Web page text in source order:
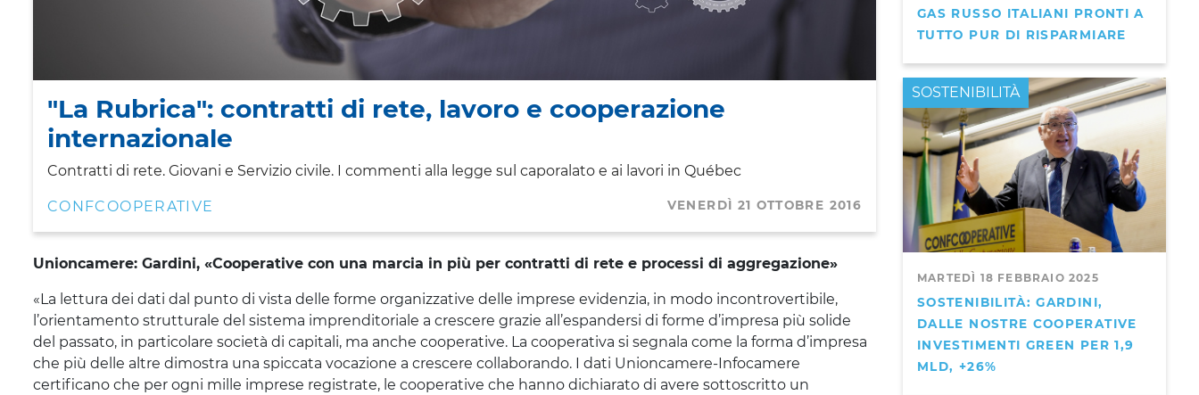
"La Rubrica": contratti di rete, lavoro e cooperazione
internazionale
Contratti di rete. Giovani e Servizio civile. I commenti alla legge sul caporalato e ai lavori in Québec
CONFCOOPERATIVE VENERDÌ 21 OTTOBRE 2016
Unioncamere: Gardini, «Cooperative con una marcia in più per contratti di rete e processi di aggregazione»
«La lettura dei dati dal punto di vista delle forme organizzative delle imprese evidenzia, in modo incontrovertibile,
l’orientamento strutturale del sistema imprenditoriale a crescere grazie all’espandersi di forme d’impresa più solide
del passato, in particolare società di capitali, ma anche cooperative. La cooperativa si segnala come la forma d’impresa
che più delle altre dimostra una spiccata vocazione a crescere collaborando. I dati Unioncamere-Infocamere
certificano che per ogni mille imprese registrate, le cooperative che hanno dichiarato di avere sottoscritto un
GAS RUSSO ITALIANI PRONTI A
TUTTO PUR DI RISPARMIARE
MARTEDÌ 18 FEBBRAIO 2025
SOSTENIBILITÀ: GARDINI,
DALLE NOSTRE COOPERATIVE
INVESTIMENTI GREEN PER 1,9
MLD, +26%
PRIMO PIANO
SOSTENIBILITÀ